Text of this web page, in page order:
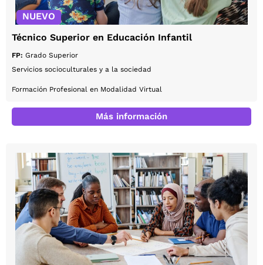
NUEVO
Técnico Superior en Educación Infantil
FP: Grado Superior
Servicios socioculturales y a la sociedad
Formación Profesional en Modalidad Virtual
Más información